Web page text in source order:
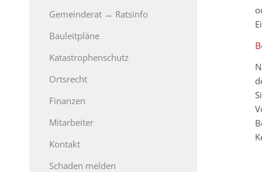
Gemeinderat → Ratsinfo
Bauleitpläne
Katastrophenschutz
Ortsrecht
Finanzen
Mitarbeiter
Kontakt
Schaden melden